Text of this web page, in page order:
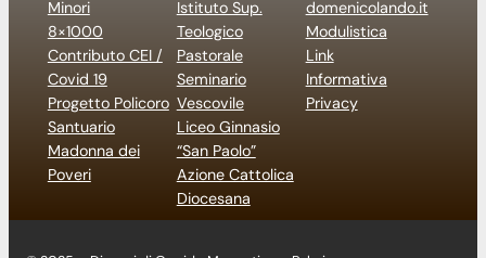
Minori
8×1000
Contributo CEI /
Covid 19
Progetto Policoro
Santuario
Madonna dei
Poveri
Istituto Sup.
Teologico
Pastorale
Seminario
Vescovile
Liceo Ginnasio
“San Paolo”
Azione Cattolica
Diocesana
domenicolando.it
Modulistica
Link
Informativa
Privacy